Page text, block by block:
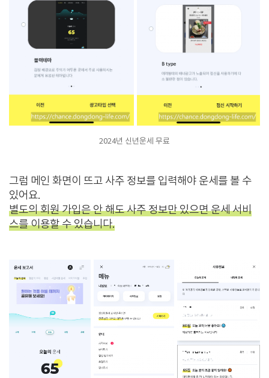
2024년 신년운세 무료
그럼 메인 화면이 뜨고 사주 정보를 입력해야 운세를 볼 수
있어요.
별도의 회원 가입은 안 해도 사주 정보만 있으면 운세 서비
스를 이용할 수 있습니다.